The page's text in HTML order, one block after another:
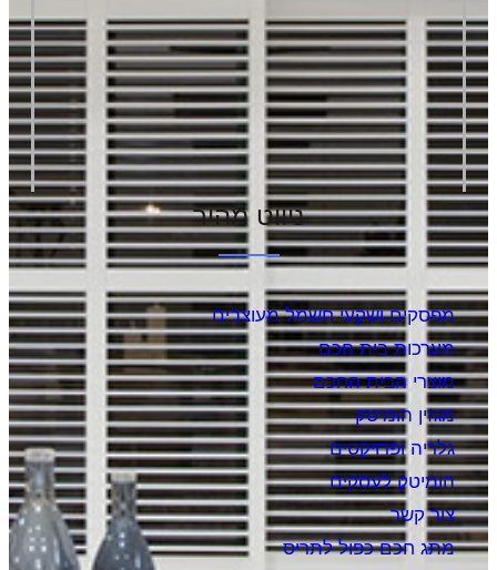
ניווט מהיר
מפסקים ושקעי חשמל מעוצבים
מערכות בית חכם
מוצרי הבית החכם
מגזין הומיטק
גלריה ופרויקטים
הומיטק לעסקים
צור קשר
מתג חכם כפול לתריס